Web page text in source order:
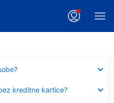
kreditne kartice?